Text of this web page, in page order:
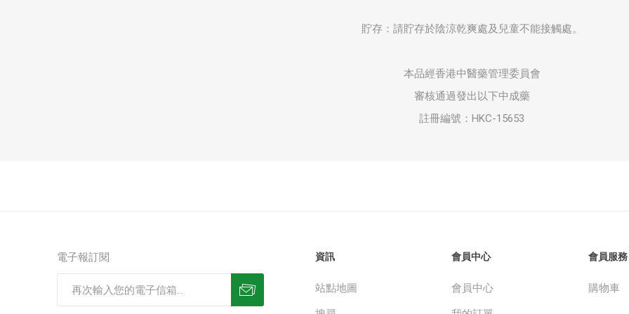
貯存：請貯存於陰涼乾爽處及兒童不能接觸處。
本品經香港中醫藥管理委員會
審核通過發出以下中成藥
註冊編號：HKC-15653
電子報訂閱 資訊
站點地圖
會員中心
會員中心
會員服務
購物車